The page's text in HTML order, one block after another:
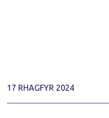
17 RHAGFYR 2024